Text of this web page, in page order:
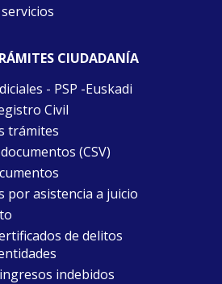
CIUDADANÍA
- PSP -Euskadi
Civil
trámites
(CSV)
por asistencia a juicio
de delitos
indebidos